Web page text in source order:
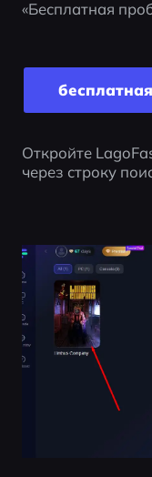
«Бесплатная
Откройте
через строку